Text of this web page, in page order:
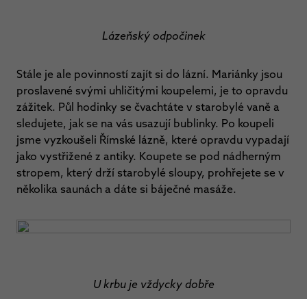
Lázeňský odpočinek
Stále je ale povinností zajít si do lázní. Mariánky jsou
proslavené svými uhličitými koupelemi, je to opravdu
zážitek. Půl hodinky se čvachtáte v starobylé vaně a
sledujete, jak se na vás usazují bublinky. Po koupeli
jsme vyzkoušeli Římské lázně, které opravdu vypadají
jako vystřižené z antiky. Koupete se pod nádherným
stropem, který drží starobylé sloupy, prohřejete se v
několika saunách a dáte si báječné masáže.
U krbu je vždycky dobře